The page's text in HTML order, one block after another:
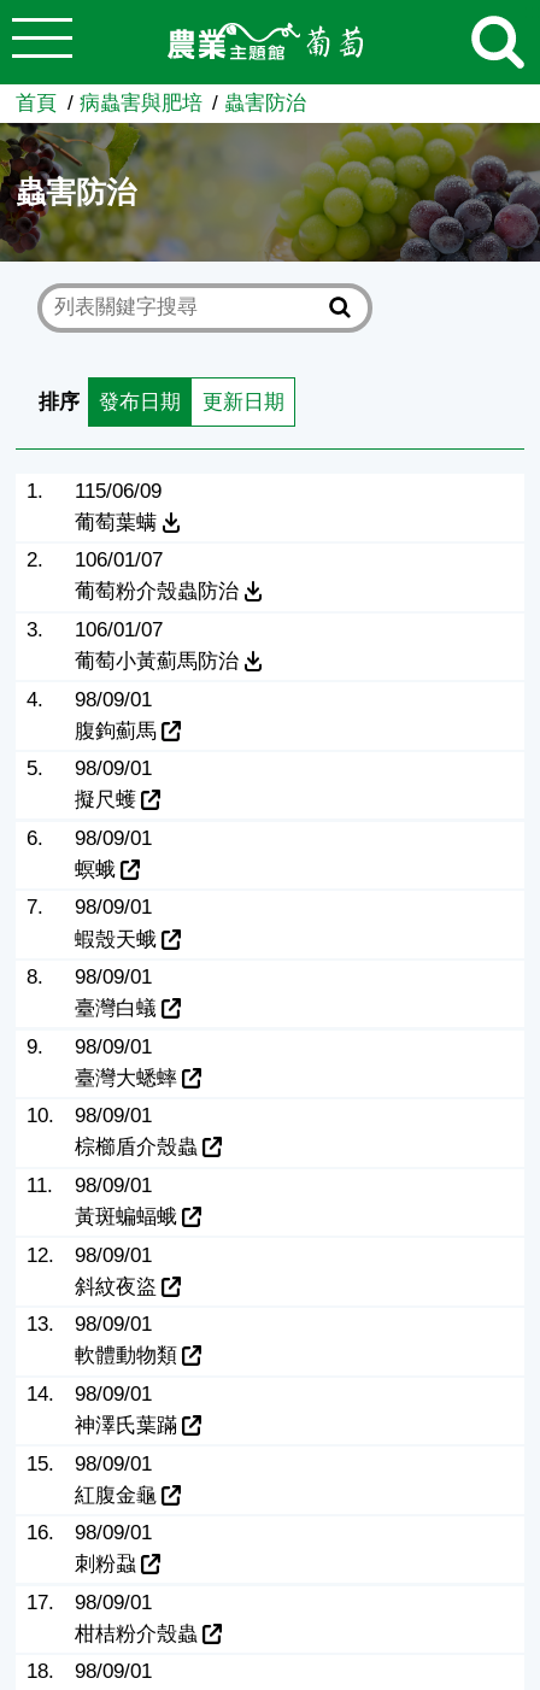
跳到主要內容
農業知識入口網
首頁 病蟲害與肥培 蟲害防治
蟲害防治
排序 發布日期 更新日期
1.
115/06/09
葡萄葉螨
2.
106/01/07
葡萄粉介殼蟲防治
3.
106/01/07
葡萄小黃薊馬防治
4.
98/09/01
腹鉤薊馬
5.
98/09/01
擬尺蠖
6.
98/09/01
螟蛾
7.
98/09/01
蝦殼天蛾
8.
98/09/01
臺灣白蟻
9.
98/09/01
臺灣大蟋蟀
10.
98/09/01
棕櫛盾介殼蟲
11.
98/09/01
黃斑蝙蝠蛾
12.
98/09/01
斜紋夜盜
13.
98/09/01
軟體動物類
14.
98/09/01
神澤氏葉蹣
15.
98/09/01
紅腹金龜
16.
98/09/01
刺粉蝨
17.
98/09/01
柑桔粉介殼蟲
18.
98/09/01